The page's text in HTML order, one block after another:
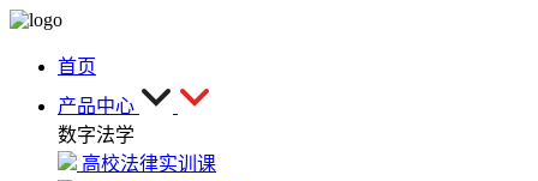
首页
产品中心
数字法学
高校法律实训课